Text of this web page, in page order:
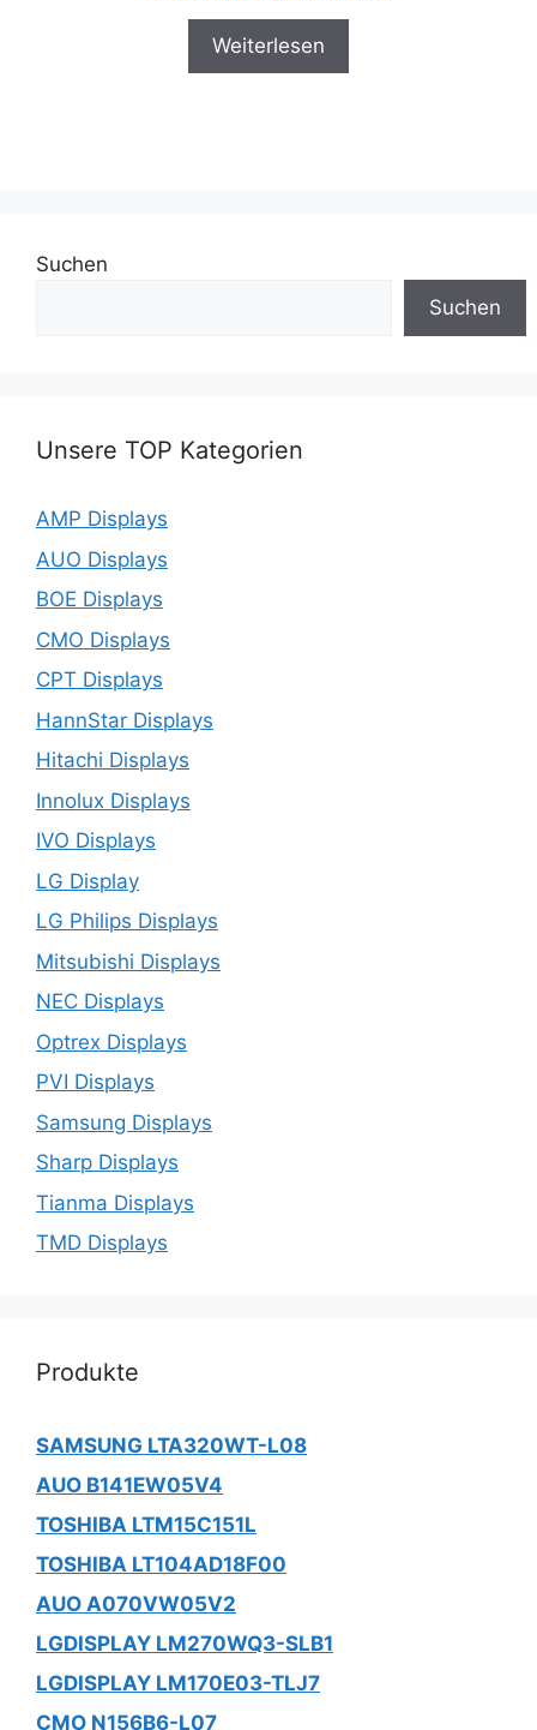
Weiterlesen
Suchen
Suchen
Unsere TOP Kategorien
AMP Displays
AUO Displays
BOE Displays
CMO Displays
CPT Displays
HannStar Displays
Hitachi Displays
Innolux Displays
IVO Displays
LG Display
LG Philips Displays
Mitsubishi Displays
NEC Displays
Optrex Displays
PVI Displays
Samsung Displays
Sharp Displays
Tianma Displays
TMD Displays
Produkte
SAMSUNG LTA320WT-L08
AUO B141EW05V4
TOSHIBA LTM15C151L
TOSHIBA LT104AD18F00
AUO A070VW05V2
LGDISPLAY LM270WQ3-SLB1
LGDISPLAY LM170E03-TLJ7
CMO N156B6-L07